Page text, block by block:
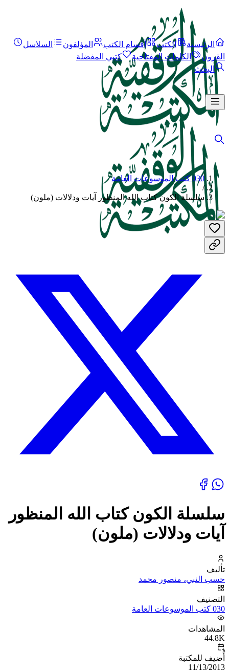
الرئيسية الكتب أقسام الكتب المؤلفون
السلاسل
القرون
الكلمات المفتاحية
كتبي المفضلة
البحث
030 كتب الموسوعات العامة
/
سلسلة الكون كتاب الله المنظور آيات ودلالات (ملون)
سلسلة الكون كتاب الله المنظور
آيات ودلالات (ملون)
تأليف
حسب النبي، منصور محمد
التصنيف
030 كتب الموسوعات العامة
المشاهدات
44.8K
أُضيف للمكتبة
11/13/2013